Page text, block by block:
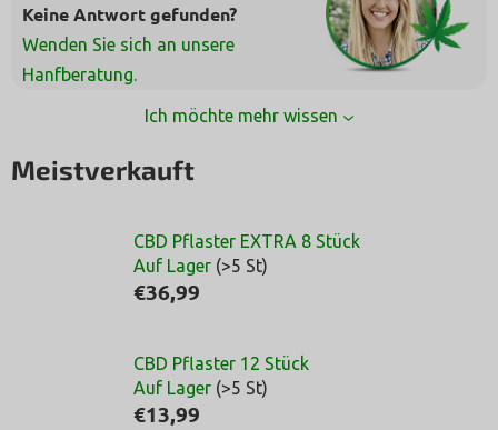
Keine Antwort gefunden?
Wenden Sie sich an unsere
Hanfberatung.
Ich möchte mehr wissen
Meistverkauft
CBD Pflaster EXTRA 8 Stück
Auf Lager (>5 St)
€36,99
CBD Pflaster 12 Stück
Auf Lager (>5 St)
€13,99